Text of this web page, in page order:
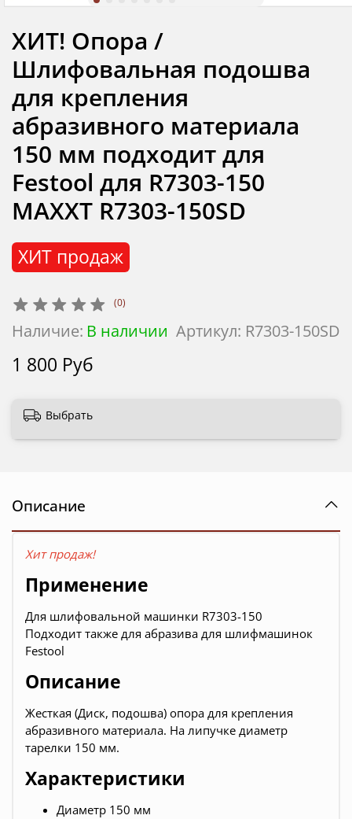
(0)
Артикул: R7303-150SD
Наличие: В наличии
ХИТ продаж
ХИТ! Опора /
Шлифовальная подошва
для крепления
абразивного материала
150 мм подходит для
Festool для R7303-150
MAXXT R7303-150SD
1 800 Руб
Выбрать
Описание
Хит продаж!
Применение
Для шлифовальной машинки R7303-150
Подходит также для абразива для шлифмашинок
Festool
Описание
Жесткая (Диск, подошва) опора для крепления
абразивного материала. На липучке диаметр
тарелки 150 мм.
Характеристики
Диаметр 150 мм